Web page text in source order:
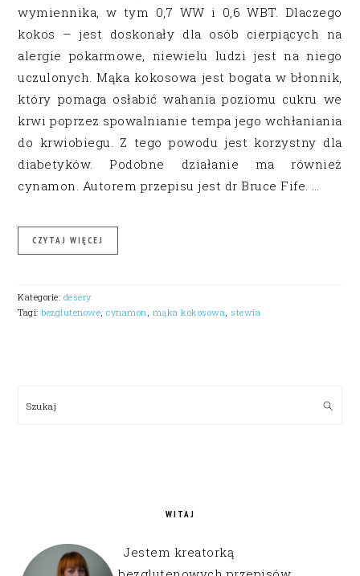
wymiennika, w tym 0,7 WW i 0,6 WBT. Dlaczego
kokos – jest doskonały dla osób cierpiących na
alergie pokarmowe, niewielu ludzi jest na niego
uczulonych. Mąka kokosowa jest bogata w błonnik,
który pomaga osłabić wahania poziomu cukru we
krwi poprzez spowalnianie tempa jego wchłaniania
do krwiobiegu. Z tego powodu jest korzystny dla
diabetyków. Podobne działanie ma również
cynamon. Autorem przepisu jest dr Bruce Fife. …
CZYTAJ WIĘCEJ
Kategorie: desery
Tagi:bezglutenowe,cynamon, mąka kokosowa, stewia
Szukaj
WITAJ
Jestem kreatorką